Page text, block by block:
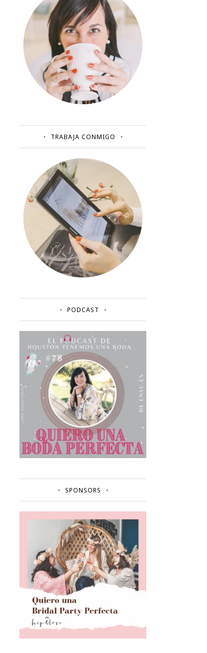
TRABAJA CONMIGO
PODCAST
SPONSORS